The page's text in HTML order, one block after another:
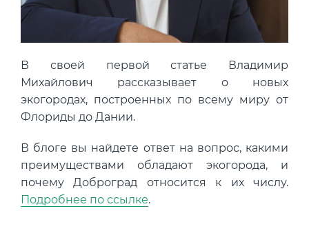
В своей первой статье Владимир
Михайлович рассказывает о новых
экогородах, построенных по всему миру от
Флориды до Дании.
В блоге вы найдете ответ на вопрос, какими
преимуществами обладают экогорода, и
почему Доброград относится к их числу.
Подробнее по ссылке.
Концентрация CO2 334 ppm
Концентрация CO 6 ppm
В пределах нормы За пределами нормы